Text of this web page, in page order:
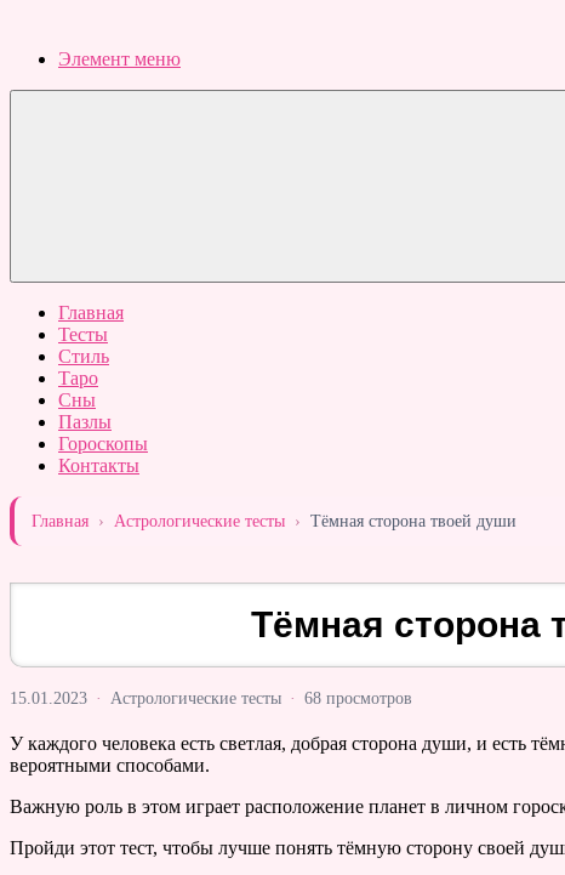
Элемент меню
Главная
Тесты
Стиль
Таро
Сны
Пазлы
Гороскопы
Контакты
Главная › Астрологические тесты › Тёмная сторона твоей души
Тёмная сторона
15.01.2023 · Астрологические тесты · 68 просмотров
У каждого человека есть светлая, добрая сторона души, и есть
вероятными способами.
Важную роль в этом играет расположение планет в личном
Пройди этот тест, чтобы лучше понять тёмную сторону своей